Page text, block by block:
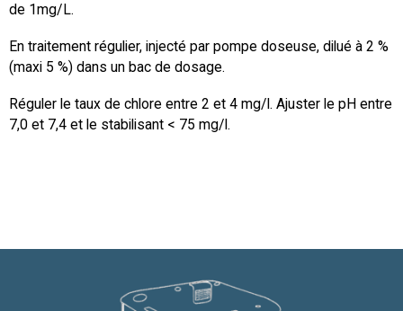
de 1mg/L.
En traitement régulier, injecté par pompe doseuse, dilué à 2 %
(maxi 5 %) dans un bac de dosage.
Réguler le taux de chlore entre 2 et 4 mg/l. Ajuster le pH entre
7,0 et 7,4 et le stabilisant < 75 mg/l.